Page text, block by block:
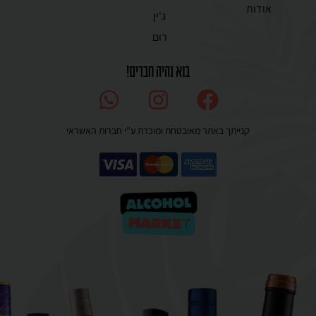
ג'ין
רום
אודות
בוא נהיה חברים!
קנייתך באתר מאובטחת ומוכרת ע”י חברות האשראי